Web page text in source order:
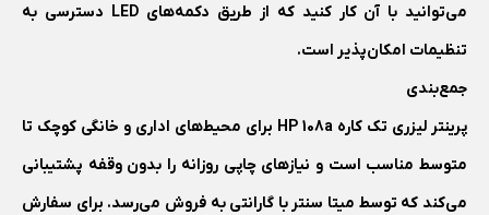
می‌توانید با آن کار کنید که از طریق دکمه‌های LED دسترسی به
تنظیمات امکان‌پذیر است.
جمع‌بندی
پرینتر لیزری تک کاره HP 108a برای محیط‌های اداری و خانگی کوچک تا
متوسط مناسب است و نیاز‌های چاپی روزانه را بدون وقفه پشتیبانی
می‌کند که توسط میتا سنتر با گارانتی به فروش می‌رسد. برای سفارش